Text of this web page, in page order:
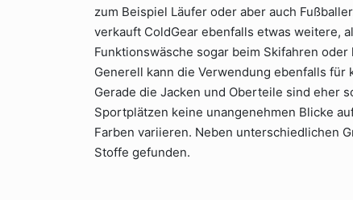
zum Beispiel Läufer oder aber auch
verkauft ColdGear ebenfalls etwas weitere,
Funktionswäsche sogar beim Skifahren
Generell kann die Verwendung ebenfalls
Gerade die Jacken und Oberteile sind eher
Sportplätzen keine unangenehmen Blicke
Farben variieren. Neben unterschiedlichen
Stoffe gefunden.